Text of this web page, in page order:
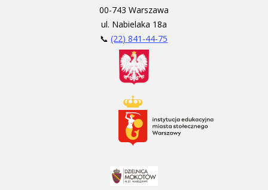
00-743 Warszawa
ul. Nabielaka 18a
📞(22) 841-44-75